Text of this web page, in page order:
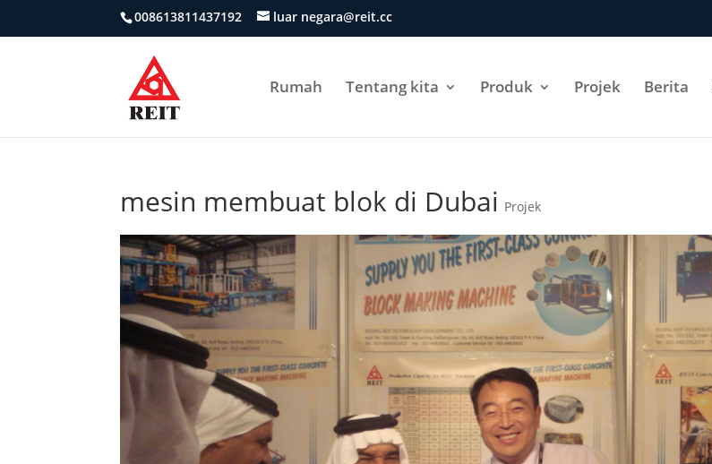
008613811437192 luar negara@reit.cc
Rumah Tentang kita Produk Projek Berita
mesin membuat blok di Dubai Projek